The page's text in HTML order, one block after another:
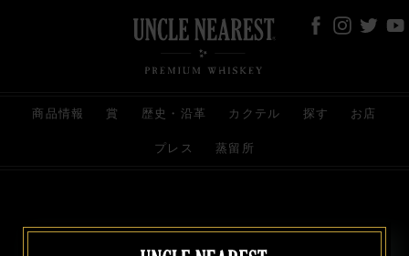
商品情報 賞 歴史・沿革 カクテル 探す お店
プレス 蒸留所
お問い合わせ 代理店 規約と条件
プライバシー